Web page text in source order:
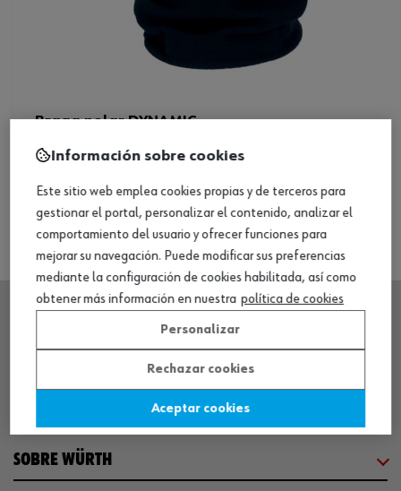
Braga polar DYNAMIC
SEDE CENTRAL
CENTRO LOGÍSTICO / MUSEO
SOBRE WÜRTH
Información sobre cookies
Este sitio web emplea cookies propias y de terceros para
gestionar el portal, personalizar el contenido, analizar el
comportamiento del usuario y ofrecer funciones para
mejorar su navegación. Puede modificar sus preferencias
mediante la configuración de cookies habilitada, así como
obtener más información en nuestra política de cookies
Personalizar
Rechazar cookies
Aceptar cookies